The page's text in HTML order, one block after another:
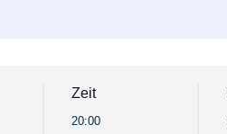
Zeit
20:00